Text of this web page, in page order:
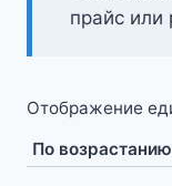
прайс или
Отображение